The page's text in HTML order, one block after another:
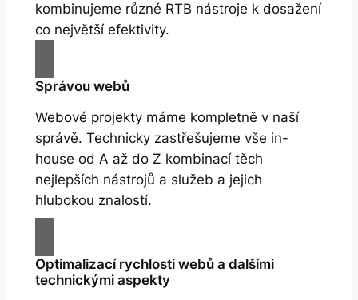
kombinujeme různé RTB nástroje k dosažení
co největší efektivity.
Správou webů
Webové projekty máme kompletně v naší
správě. Technicky zastřešujeme vše in-
house od A až do Z kombinací těch
nejlepších nástrojů a služeb a jejich
hlubokou znalostí.
Optimalizací rychlosti webů a dalšími
technickými aspekty